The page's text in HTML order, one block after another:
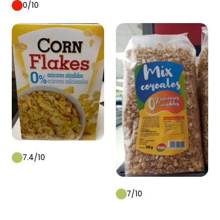
0/10
7.4/10
7/10